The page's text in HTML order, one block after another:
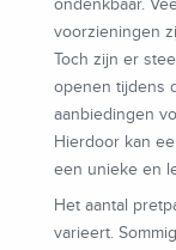
ondenkbaar.
voorzieningen
Toch zijn er
openen tijdens
aanbiedingen
Hierdoor kan
een unieke en
Het aantal
varieert.